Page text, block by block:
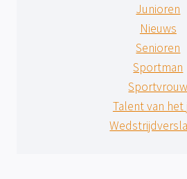
Junioren
Nieuws
Senioren
Sportman
Sportvrouw
Talent van het